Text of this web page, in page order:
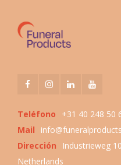
Teléfono
+31 40 248 50
Mail
Dirección
Industrieweg
Netherlands